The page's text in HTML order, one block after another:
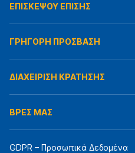
ΕΠΙΣΚΕΨΟΥ ΕΠΙΣΗΣ
ΓΡΗΓΟΡΗ ΠΡΟΣΒΑΣΗ
ΔΙΑΧΕΙΡΙΣΗ ΚΡΑΤΗΣΗΣ
ΒΡΕΣ ΜΑΣ
GDPR – Προσωπικά Δεδομένα